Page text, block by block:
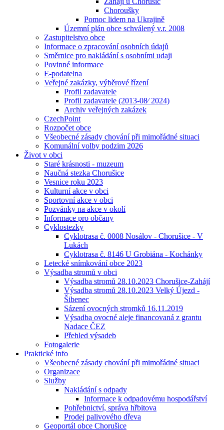
Choroušky
Pomoc lidem na Ukrajině
Územní plán obce schválený v.r. 2008
Zastupitelstvo obce
Informace o zpracování osobních údajů
Směrnice pro nakládání s osobními udaji
Povinné informace
E-podatelna
Veřejné zakázky, výběrové řízení
Profil zadavatele
Profil zadavatele (2013-08⁄ 2024)
Archiv veřejných zakázek
CzechPoint
Rozpočet obce
Všeobecné zásady chování při mimořádné situaci
Komunální volby podzim 2026
Život v obci
Staré krásnosti - muzeum
Naučná stezka Chorušice
Vesnice roku 2023
Kulturní akce v obci
Sportovní akce v obci
Pozvánky na akce v okolí
Informace pro občany
Cyklostezky
Cyklotrasa č. 0008 Nosálov - Chorušice - V
Lukách
Cyklotrasa č. 8146 U Grobiána - Kochánky
Letecké snímkování obce 2023
Výsadba stromů v obci
Výsadba stromů 28.10.2023 Chorušice-Zahájí
Výsadba stromů 28.10.2023 Velký Újezd -
Šibenec
Sázení ovocných stromků 16.11.2019
Výsadba ovocné aleje financovaná z grantu
Nadace ČEZ
Přehled výsadeb
Fotogalerie
Praktické info
Všeobecné zásady chování při mimořádné situaci
Organizace
Služby
Nakládání s odpady
Informace k odpadovému hospodářství
Pohřebnictví, správa hřbitova
Prodej palivového dřeva
Geoportál obce Chorušice